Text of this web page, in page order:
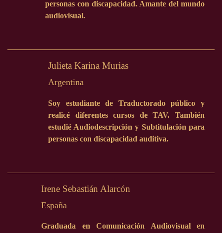
personas con discapacidad. Amante del mundo
audiovisual.
Julieta Karina Murias
Argentina
Soy estudiante de Traductorado público y
realicé diferentes cursos de TAV. También
estudié Audiodescripción y Subtitulación para
personas con discapacidad auditiva.
Irene Sebastián Alarcón
España
Graduada en Comunicación Audiovisual en